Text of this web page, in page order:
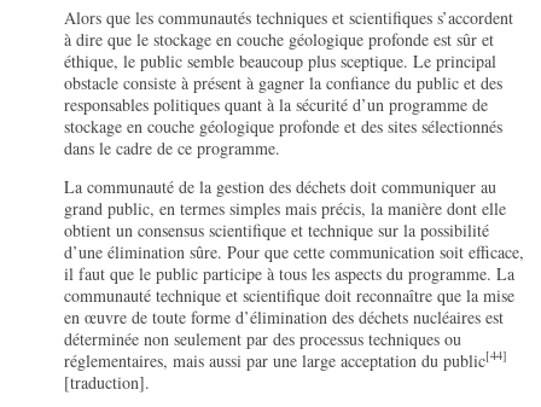
Alors que les communautés techniques et scientifiques s’accordent
à dire que le stockage en couche géologique profonde est sûr et
éthique, le public semble beaucoup plus sceptique. Le principal
obstacle consiste à présent à gagner la confiance du public et des
responsables politiques quant à la sécurité d’un programme de
stockage en couche géologique profonde et des sites sélectionnés
dans le cadre de ce programme.
La communauté de la gestion des déchets doit communiquer au
grand public, en termes simples mais précis, la manière dont elle
obtient un consensus scientifique et technique sur la possibilité
d’une élimination sûre. Pour que cette communication soit efficace,
il faut que le public participe à tous les aspects du programme. La
communauté technique et scientifique doit reconnaître que la mise
en œuvre de toute forme d’élimination des déchets nucléaires est
déterminée non seulement par des processus techniques ou
réglementaires, mais aussi par une large acceptation du public[44]
[traduction].